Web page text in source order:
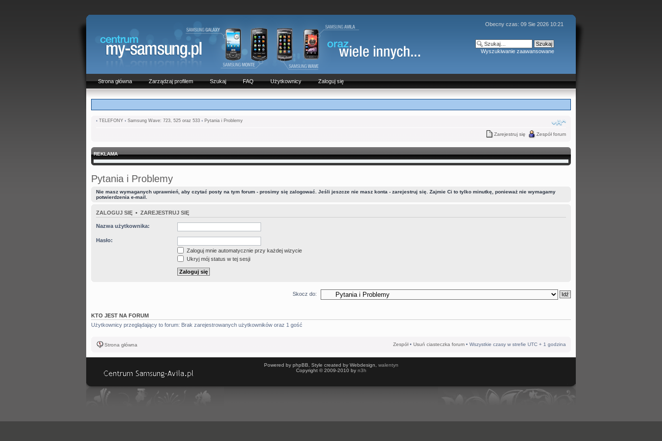
Obecny czas: 09 Sie 2026 10:21
Wyszukiwanie zaawansowane
Strona główna Zarządzaj profilem Szukaj FAQ Użytkownicy Zaloguj się
‹ TELEFONY ‹ Samsung Wave: 723, 525 oraz 533 ‹ Pytania i Problemy
Zarejestruj się Zespół forum
REKLAMA
Pytania i Problemy
Nie masz wymaganych uprawnień, aby czytać posty na tym forum - prosimy się zalogować. Jeśli jeszcze nie masz konta - zarejestruj się. Zajmie Ci to tylko minutkę, ponieważ nie wymagamy
potwierdzenia e-mail.
ZALOGUJ SIĘ • ZAREJESTRUJ SIĘ
Nazwa użytkownika:
Hasło:
Zaloguj mnie automatycznie przy każdej wizycie
Ukryj mój status w tej sesji
Skocz do:
KTO JEST NA FORUM
Użytkownicy przeglądający to forum: Brak zarejestrowanych użytkowników oraz 1 gość
Strona główna Zespół • Usuń ciasteczka forum • Wszystkie czasy w strefie UTC + 1 godzina
Powered by phpBB, Style created by Webdesign, walentyn
Copyright © 2009-2010 by n3h